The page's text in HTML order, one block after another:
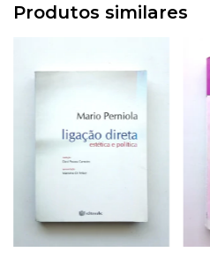
Produtos similares